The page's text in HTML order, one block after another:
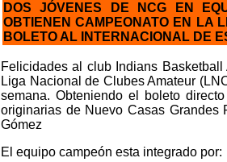
DOS JÓVENES DE NCG EN
OBTIENEN CAMPEONATO EN LA
BOLETO AL INTERNACIONAL DE
Felicidades al club Indians
Liga Nacional de Clubes Amateur
semana. Obteniendo el boleto
originarias de Nuevo Casas
Gómez
El equipo campeón esta integrado por: